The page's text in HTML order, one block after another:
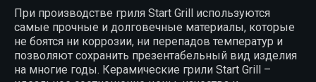
При производстве гриля Start Grill используются
самые прочные и долговечные материалы, которые
не боятся ни коррозии, ни перепадов температур и
позволяют сохранить презентабельный вид изделия
на многие годы. Керамические грили Start Grill –